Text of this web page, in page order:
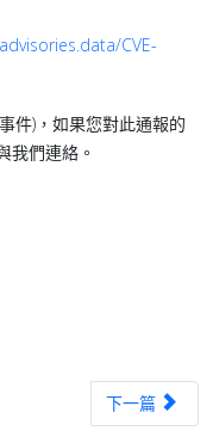
CVE-
件)，如果您對此通報的
我們連絡。
PAN-OS存在重大資
下一篇文章：
下一篇